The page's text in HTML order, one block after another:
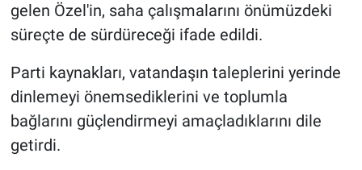
gelen Özel'in, saha çalışmalarını önümüzdeki
süreçte de sürdüreceği ifade edildi.
Parti kaynakları, vatandaşın taleplerini yerinde
dinlemeyi önemsediklerini ve toplumla
bağlarını güçlendirmeyi amaçladıklarını dile
getirdi.